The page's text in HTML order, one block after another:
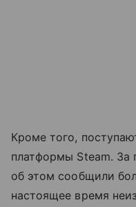
Кроме того,
платформы Steam. За
об этом сообщили
настоящее время